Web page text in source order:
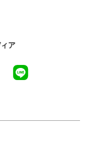
ア
youtube